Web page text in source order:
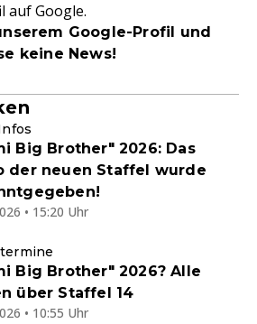
auf Google.
Google-Profil und
keine News!
Big Brother" 2026: Das
der neuen Staffel wurde
• 15:20 Uhr
Big Brother" 2026? Alle
über Staffel 14
• 10:55 Uhr